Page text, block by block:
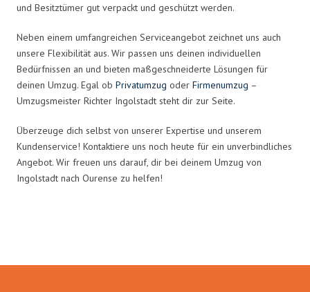
und Besitztümer gut verpackt und geschützt werden.
Neben einem umfangreichen Serviceangebot zeichnet uns auch
unsere Flexibilität aus. Wir passen uns deinen individuellen
Bedürfnissen an und bieten maßgeschneiderte Lösungen für
deinen Umzug. Egal ob Privatumzug oder Firmenumzug –
Umzugsmeister Richter Ingolstadt steht dir zur Seite.
Überzeuge dich selbst von unserer Expertise und unserem
Kundenservice! Kontaktiere uns noch heute für ein unverbindliches
Angebot. Wir freuen uns darauf, dir bei deinem Umzug von
Ingolstadt nach Ourense zu helfen!